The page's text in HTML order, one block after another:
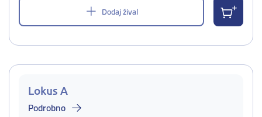
Dodaj žival
Lokus A
Podrobno